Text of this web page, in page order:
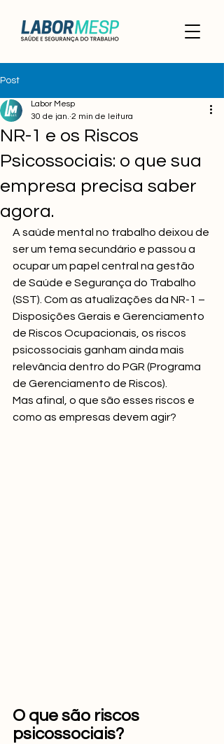
Post
NR-1 e os Riscos
Psicossociais: o que sua
empresa precisa saber
agora.
Labor Mesp
30 de jan. 2 min de leitura
A saúde mental no trabalho deixou de
ser um tema secundário e passou a
ocupar um papel central na gestão
de Saúde e Segurança do Trabalho
(SST). Com as atualizações da NR-1 –
Disposições Gerais e Gerenciamento
de Riscos Ocupacionais, os riscos
psicossociais ganham ainda mais
relevância dentro do PGR (Programa
de Gerenciamento de Riscos).
Mas afinal, o que são esses riscos e
como as empresas devem agir?
O que são riscos
psicossociais?